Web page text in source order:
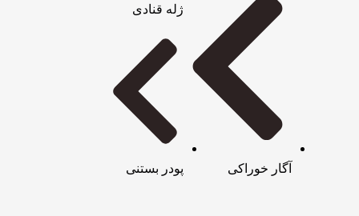
آگار خوراکی
ژله قنادی
پودر بستنی